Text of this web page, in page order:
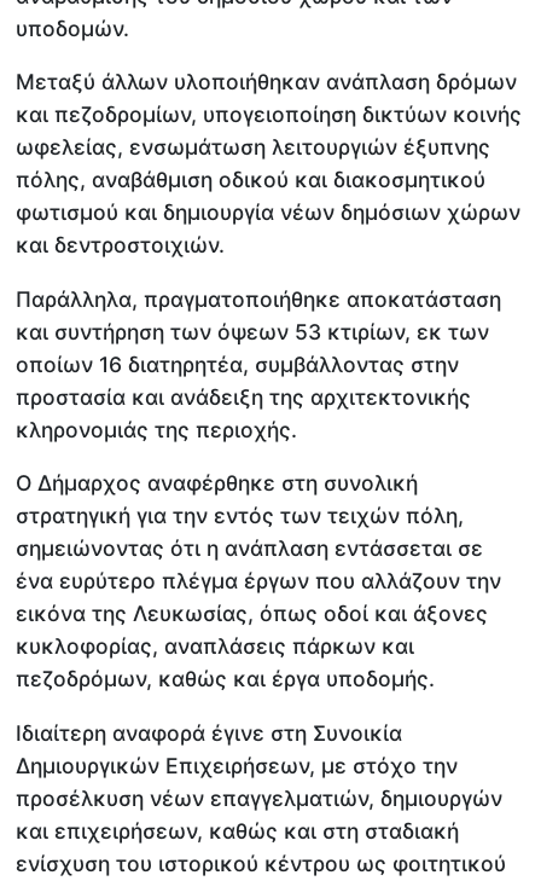
υποδομών.
Μεταξύ άλλων υλοποιήθηκαν ανάπλαση δρόμων
και πεζοδρομίων, υπογειοποίηση δικτύων κοινής
ωφελείας, ενσωμάτωση λειτουργιών έξυπνης
πόλης, αναβάθμιση οδικού και διακοσμητικού
φωτισμού και δημιουργία νέων δημόσιων χώρων
και δεντροστοιχιών.
Παράλληλα, πραγματοποιήθηκε αποκατάσταση
και συντήρηση των όψεων 53 κτιρίων, εκ των
οποίων 16 διατηρητέα, συμβάλλοντας στην
προστασία και ανάδειξη της αρχιτεκτονικής
κληρονομιάς της περιοχής.
Ο Δήμαρχος αναφέρθηκε στη συνολική
στρατηγική για την εντός των τειχών πόλη,
σημειώνοντας ότι η ανάπλαση εντάσσεται σε
ένα ευρύτερο πλέγμα έργων που αλλάζουν την
εικόνα της Λευκωσίας, όπως οδοί και άξονες
κυκλοφορίας, αναπλάσεις πάρκων και
πεζοδρόμων, καθώς και έργα υποδομής.
Ιδιαίτερη αναφορά έγινε στη Συνοικία
Δημιουργικών Επιχειρήσεων, με στόχο την
προσέλκυση νέων επαγγελματιών, δημιουργών
και επιχειρήσεων, καθώς και στη σταδιακή
ενίσχυση του ιστορικού κέντρου ως φοιτητικού